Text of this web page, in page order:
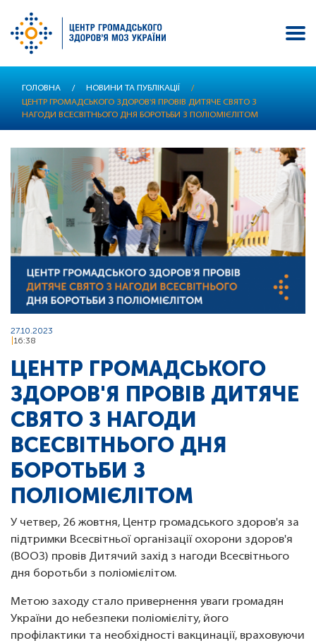
основного
ГОЛОВНА / НОВИНИ ТА ПУБЛІКАЦІЇ
/
ЦЕНТР ГРОМАДСЬКОГО ЗДОРОВ'Я ПРОВІВ ДИТЯЧЕ СВЯТО З
НАГОДИ ВСЕСВІТНЬОГО ДНЯ БОРОТЬБИ З ПОЛІОМІЄЛІТОМ
27.10.2023
16:38
ЦЕНТР ГРОМАДСЬКОГО
ЗДОРОВ'Я ПРОВІВ ДИТЯЧЕ
СВЯТО З НАГОДИ
ВСЕСВІТНЬОГО ДНЯ
БОРОТЬБИ З
ПОЛІОМІЄЛІТОМ
У четвер, 26 жовтня, Центр громадського здоров'я за
підтримки Всесвітньої організації охорони здоров'я
(ВООЗ) провів Дитячий захід з нагоди Всесвітнього
дня боротьби з поліомієлітом.
Метою заходу стало привернення уваги громадян
України до небезпеки поліомієліту, його
профілактики та необхідності вакцинації, враховуючи